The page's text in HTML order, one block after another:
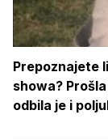
Prepoznajete
showa?
odbila je i